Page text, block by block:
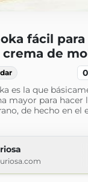
fácil
de
0
es la que
mayor para hacer
de hecho en el